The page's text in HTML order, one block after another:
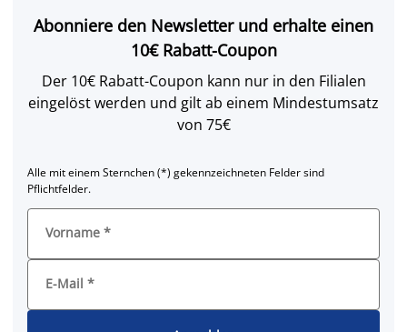
Abonniere den Newsletter und erhalte einen
10€ Rabatt-Coupon
Der 10€ Rabatt-Coupon kann nur in den Filialen
eingelöst werden und gilt ab einem Mindestumsatz
von 75€
Alle mit einem Sternchen (*) gekennzeichneten Felder sind
Pflichtfelder.
Vorname *
E-Mail *